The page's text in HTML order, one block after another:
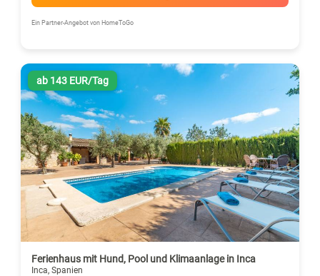
Ein Partner-Angebot von HomeToGo
ab 143 EUR/Tag
Ferienhaus mit Hund, Pool und Klimaanlage in Inca
Inca, Spanien